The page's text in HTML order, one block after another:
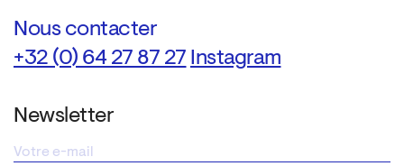
Nous contacter
+32 (0) 64 27 87 27 Instagram
Newsletter